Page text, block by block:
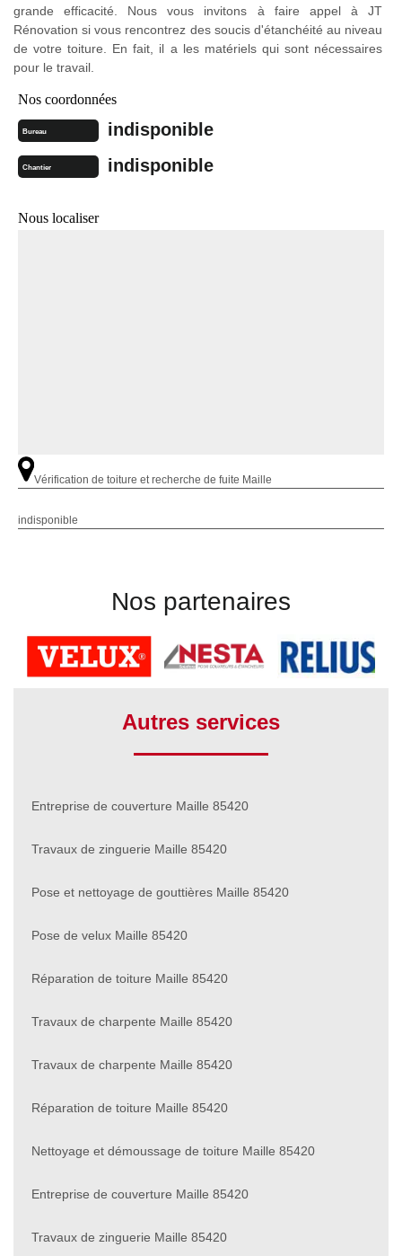
grande efficacité. Nous vous invitons à faire appel à JT
Rénovation si vous rencontrez des soucis d'étanchéité au niveau
de votre toiture. En fait, il a les matériels qui sont nécessaires
pour le travail.
Nos coordonnées
Bureau indisponible
Chantier indisponible
Nous localiser
Vérification de toiture et recherche de fuite Maille
indisponible
Nos partenaires
Autres services
Entreprise de couverture Maille 85420
Travaux de zinguerie Maille 85420
Pose et nettoyage de gouttières Maille 85420
Pose de velux Maille 85420
Réparation de toiture Maille 85420
Travaux de charpente Maille 85420
Travaux de charpente Maille 85420
Réparation de toiture Maille 85420
Nettoyage et démoussage de toiture Maille 85420
Entreprise de couverture Maille 85420
Travaux de zinguerie Maille 85420